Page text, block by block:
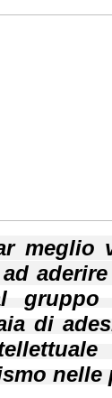
meglio
gruppo
di
nelle